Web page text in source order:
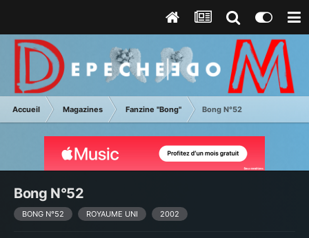
Accueil Magazines Fanzine "Bong" Bong N°52
Bong N°52
BONG N°52 ROYAUME UNI 2002